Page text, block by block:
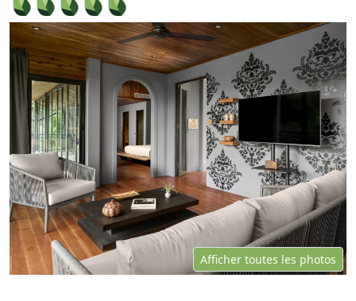
Afficher toutes les photos